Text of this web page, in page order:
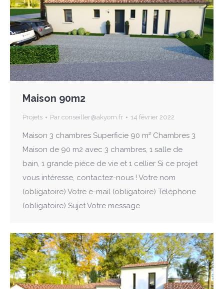
Maison 90m2
Projets Par conseiller@akyom.fr 14 février 2022
Maison 3 chambres Superficie 90 m² Chambres 3
Maison de 90 m2 avec 3 chambres, 1 salle de
bain, 1 grande pièce de vie et 1 cellier Si ce projet
vous intéresse, contactez-nous ! Votre nom
(obligatoire) Votre e-mail (obligatoire) Téléphone
(obligatoire) Sujet Votre message